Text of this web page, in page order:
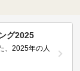
グ2025
、2025年の人